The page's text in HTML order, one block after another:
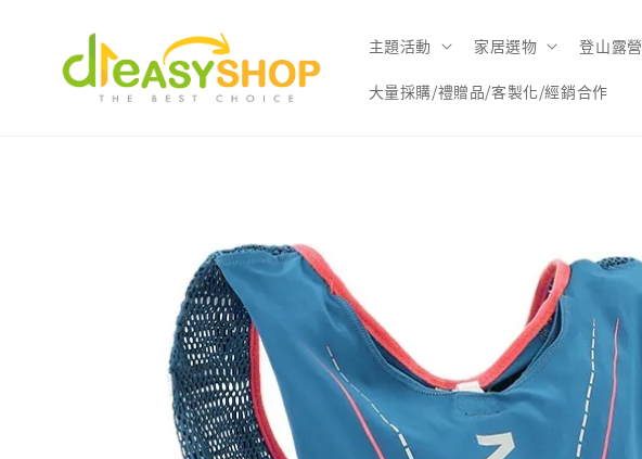
主題活動 家居選物 登山露營
大量採購/禮贈品/客製化/經銷合作